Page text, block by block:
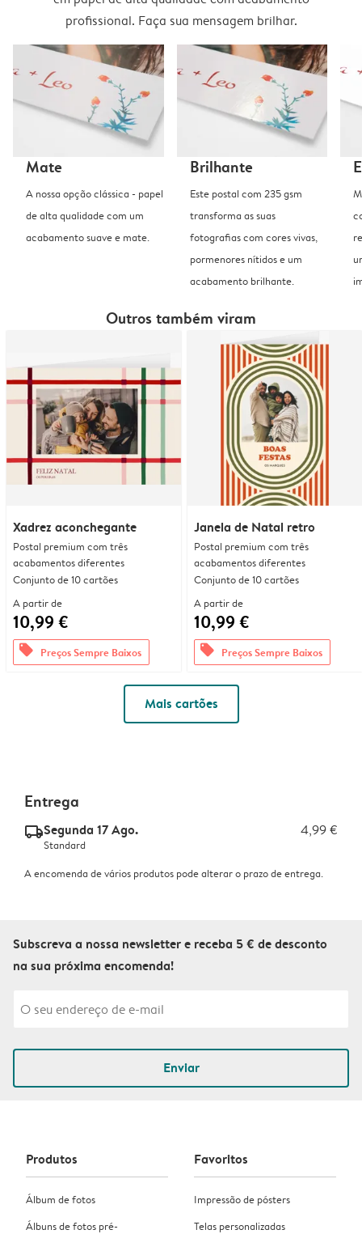
profissional. Faça sua mensagem brilhar.
Mate
A nossa opção clássica - papel
de alta qualidade com um
acabamento suave e mate.
Brilhante
Este postal com 235 gsm
transforma as suas
fotografias com cores vivas,
pormenores nítidos e um
acabamento brilhante.
Outros também viram
Xadrez aconchegante
Postal premium com três
acabamentos diferentes
Conjunto de 10 cartões
A partir de
10,99 €
offers Preços Sempre Baixos
Janela de Natal retro
Postal premium com três
acabamentos diferentes
Conjunto de 10 cartões
A partir de
10,99 €
offers Preços Sempre Baixos
Mais cartões
Entrega
delivery_standard_v2Segunda 17 Ago. 4,99 €
Standard
A encomenda de vários produtos pode alterar o prazo de entrega.
Subscreva a nossa newsletter e receba 5 € de desconto
na sua próxima encomenda!
Enviar
Produtos
Álbum de fotos
Álbuns de fotos pré-
Favoritos
Impressão de pósters
Telas personalizadas